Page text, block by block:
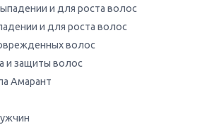
и для роста волос
и для роста волос
волос
и защиты волос
Амарант